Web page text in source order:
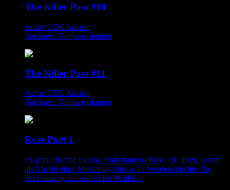
The Killer Pass #10
Autor: LEK Amarin
Zeichner: TonSuperdunker
The Killer Pass #11
Autor: LEK Amarin
Zeichner: TonSuperdunker
Rose Part 1
Es geht um eine mollige Frau namens Rose, die ihren Traum
als Chefin einer Modemagazins wahr werden möchte. Sie
lernt einen gutaussehenden Model...